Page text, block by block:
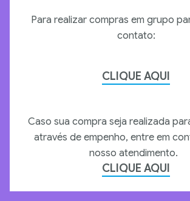
Para realizar compras em grupo
contato:
CLIQUE AQUI
Caso sua compra seja realizada
através de empenho, entre em
nosso atendimento.
CLIQUE AQUI